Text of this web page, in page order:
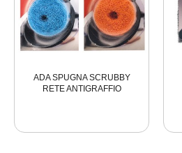
ADA SPUGNA SCRUBBY
RETE ANTIGRAFFIO